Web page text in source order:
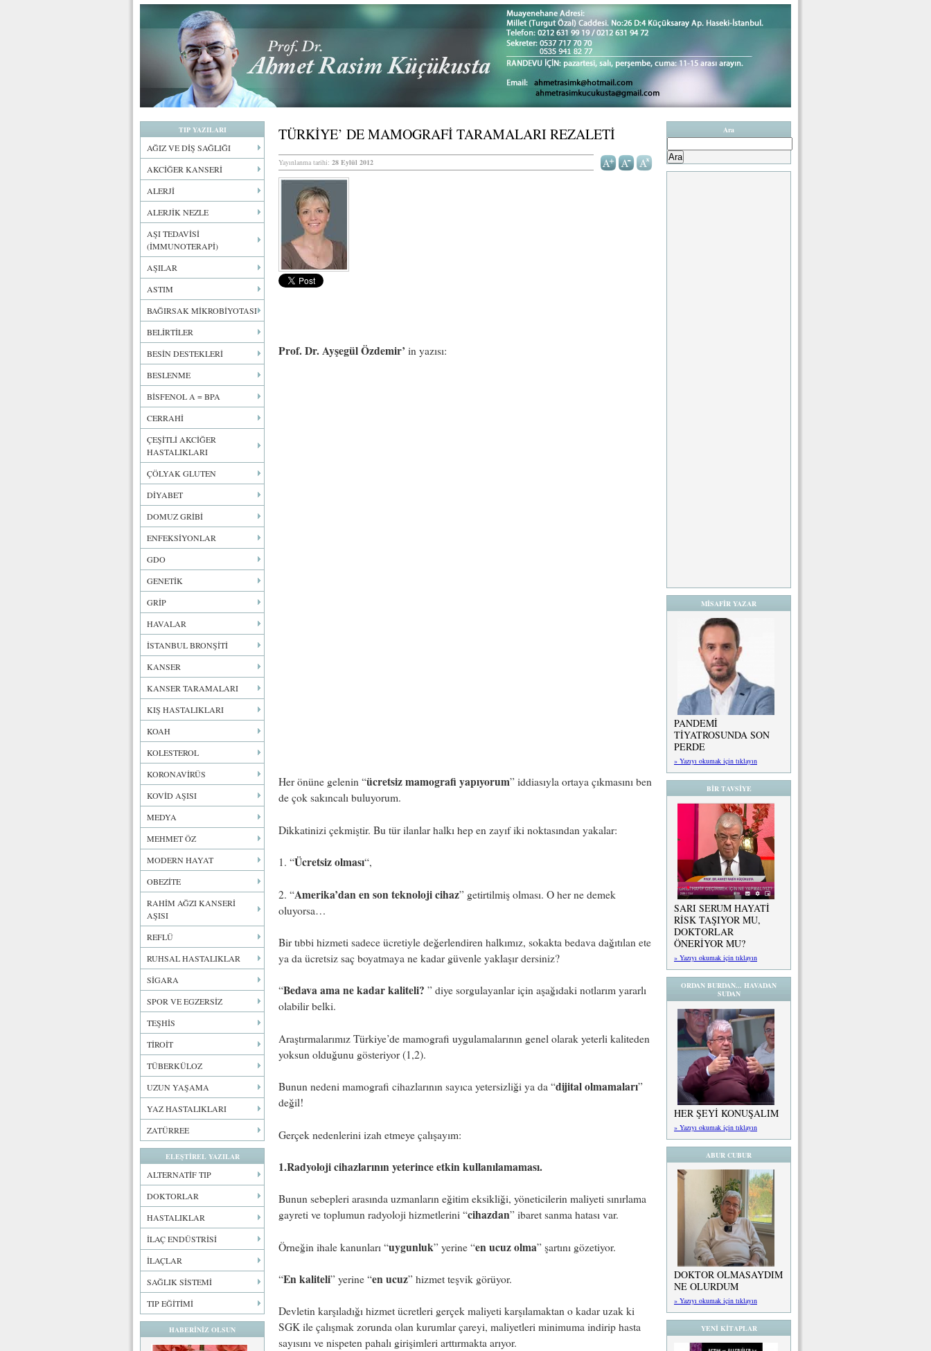
TIP YAZILARI
AĞIZ VE DİŞ SAĞLIĞI
AKCİĞER KANSERİ
ALERJİ
ALERJİK NEZLE
AŞI TEDAVİSİ
(İMMUNOTERAPİ)
AŞILAR
ASTIM
BAĞIRSAK MİKROBİYOTASI
BELİRTİLER
BESİN DESTEKLERİ
BESLENME
BİSFENOL A = BPA
CERRAHİ
ÇEŞİTLİ AKCİĞER
HASTALIKLARI
ÇÖLYAK GLUTEN
DİYABET
DOMUZ GRİBİ
ENFEKSİYONLAR
GDO
GENETİK
GRİP
HAVALAR
İSTANBUL BRONŞİTİ
KANSER
KANSER TARAMALARI
KIŞ HASTALIKLARI
KOAH
KOLESTEROL
KORONAVİRÜS
KOVİD AŞISI
MEDYA
MEHMET ÖZ
MODERN HAYAT
OBEZİTE
RAHİM AĞZI KANSERİ
AŞISI
REFLÜ
RUHSAL HASTALIKLAR
SİGARA
SPOR VE EGZERSİZ
TEŞHİS
TİROİT
TÜBERKÜLOZ
UZUN YAŞAMA
YAZ HASTALIKLARI
ZATÜRREE
ELEŞTİREL YAZILAR
ALTERNATİF TIP
DOKTORLAR
HASTALIKLAR
İLAÇ ENDÜSTRİSİ
İLAÇLAR
SAĞLIK SİSTEMİ
TIP EĞİTİMİ
HABERİNİZ OLSUN
TÜRKİYE’ DE MAMOGRAFİ TARAMALARI REZALETİ
Yayınlanma tarihi: 28 Eylül 2012
Prof. Dr. Ayşegül Özdemir’ in yazısı:
Her önüne gelenin “ücretsiz mamografi yapıyorum” iddiasıyla ortaya çıkmasını ben
de çok sakıncalı buluyorum.
Dikkatinizi çekmiştir. Bu tür ilanlar halkı hep en zayıf iki noktasından yakalar:
1. “Ücretsiz olması“,
2. “Amerika’dan en son teknoloji cihaz” getirtilmiş olması. O her ne demek
oluyorsa…
Bir tıbbi hizmeti sadece ücretiyle değerlendiren halkımız, sokakta bedava dağıtılan ete
ya da ücretsiz saç boyatmaya ne kadar güvenle yaklaşır dersiniz?
“Bedava ama ne kadar kaliteli? ” diye sorgulayanlar için aşağıdaki notlarım yararlı
olabilir belki.
Araştırmalarımız Türkiye’de mamografi uygulamalarının genel olarak yeterli kaliteden
yoksun olduğunu gösteriyor (1,2).
Bunun nedeni mamografi cihazlarının sayıca yetersizliği ya da “dijital olmamaları”
değil!
Gerçek nedenlerini izah etmeye çalışayım:
1.Radyoloji cihazlarının yeterince etkin kullanılamaması.
Bunun sebepleri arasında uzmanların eğitim eksikliği, yöneticilerin maliyeti sınırlama
gayreti ve toplumun radyoloji hizmetlerini “cihazdan” ibaret sanma hatası var.
Örneğin ihale kanunları “uygunluk” yerine “en ucuz olma” şartını gözetiyor.
“En kaliteli” yerine “en ucuz” hizmet teşvik görüyor.
Devletin karşıladığı hizmet ücretleri gerçek maliyeti karşılamaktan o kadar uzak ki
SGK ile çalışmak zorunda olan kurumlar çareyi, maliyetleri minimuma indirip hasta
sayısını ve nispeten pahalı girişimleri arttırmakta arıyor.
Ara
MİSAFİR YAZAR
PANDEMİ
TİYATROSUNDA SON
PERDE
» Yazıyı okumak için tıklayın
BİR TAVSİYE
SARI SERUM HAYATİ
RİSK TAŞIYOR MU,
DOKTORLAR
ÖNERİYOR MU?
» Yazıyı okumak için tıklayın
ORDAN BURDAN... HAVADAN
SUDAN
HER ŞEYİ KONUŞALIM
» Yazıyı okumak için tıklayın
ABUR CUBUR
DOKTOR OLMASAYDIM
NE OLURDUM
» Yazıyı okumak için tıklayın
YENİ KİTAPLAR